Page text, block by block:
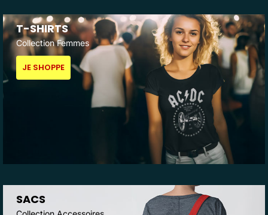
T-SHIRTS
Collection Femmes
JE SHOPPE
SACS